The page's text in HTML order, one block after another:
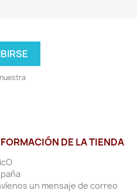
DE LA TIENDA
un mensaje de correo